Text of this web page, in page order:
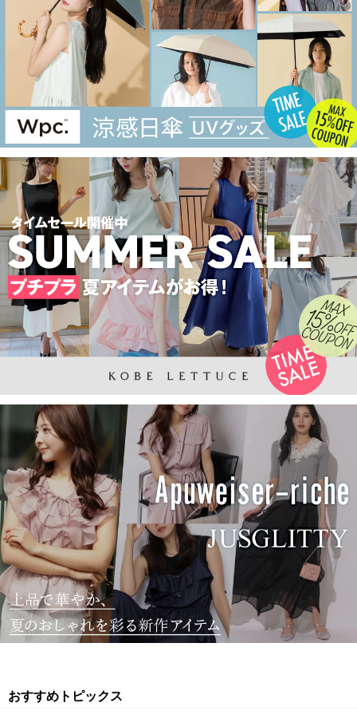
おすすめトピックス